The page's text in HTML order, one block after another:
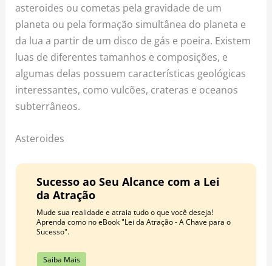
asteroides ou cometas pela gravidade de um
planeta ou pela formação simultânea do planeta e
da lua a partir de um disco de gás e poeira. Existem
luas de diferentes tamanhos e composições, e
algumas delas possuem características geológicas
interessantes, como vulcões, crateras e oceanos
subterrâneos.
Asteroides
Sucesso ao Seu Alcance com a Lei
da Atração
Mude sua realidade e atraia tudo o que você deseja!
Aprenda como no eBook "Lei da Atração - A Chave para o
Sucesso".
Saiba Mais